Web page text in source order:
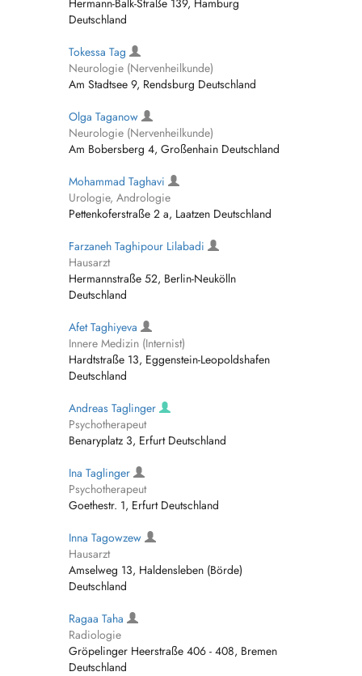
Deutschland
Tokessa Tag
Neurologie (Nervenheilkunde)
Am Stadtsee 9, Rendsburg Deutschland
Olga Taganow
Neurologie (Nervenheilkunde)
Am Bobersberg 4, Großenhain Deutschland
Mohammad Taghavi
Urologie, Andrologie
Pettenkoferstraße 2 a, Laatzen Deutschland
Farzaneh Taghipour Lilabadi
Hausarzt
Hermannstraße 52, Berlin-Neukölln
Deutschland
Afet Taghiyeva
Innere Medizin (Internist)
Hardtstraße 13, Eggenstein-Leopoldshafen
Deutschland
Andreas Taglinger
Psychotherapeut
Benaryplatz 3, Erfurt Deutschland
Ina Taglinger
Psychotherapeut
Goethestr. 1, Erfurt Deutschland
Inna Tagowzew
Hausarzt
Amselweg 13, Haldensleben (Börde)
Deutschland
Ragaa Taha
Radiologie
Gröpelinger Heerstraße 406 - 408, Bremen
Deutschland